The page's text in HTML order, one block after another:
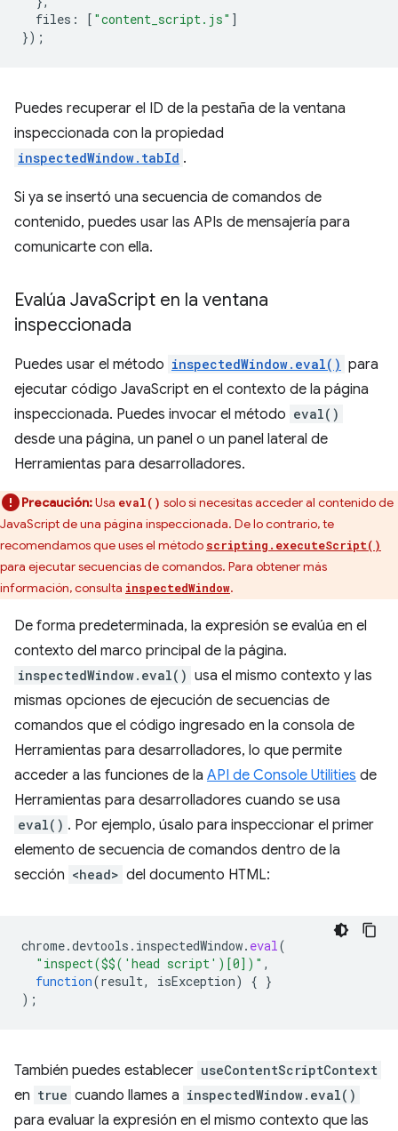
files : [ "content_script.js" ]
});
Puedes recuperar el ID de la pestaña de la ventana
inspeccionada con la propiedad
inspectedWindow.tabId .
Si ya se insertó una secuencia de comandos de
contenido, puedes usar las APIs de mensajería para
comunicarte con ella.
Evalúa JavaScript en la ventana
inspeccionada
Puedes usar el método inspectedWindow.eval() para
ejecutar código JavaScript en el contexto de la página
inspeccionada. Puedes invocar el método eval()
desde una página, un panel o un panel lateral de
Herramientas para desarrolladores.
Precaución:Usa eval() solo si necesitas acceder al contenido de
JavaScript de una página inspeccionada. De lo contrario, te
recomendamos que uses el método scripting.executeScript()
para ejecutar secuencias de comandos. Para obtener más
información, consulta inspectedWindow.
De forma predeterminada, la expresión se evalúa en el
contexto del marco principal de la página.
inspectedWindow.eval() usa el mismo contexto y las
mismas opciones de ejecución de secuencias de
comandos que el código ingresado en la consola de
Herramientas para desarrolladores, lo que permite
acceder a las funciones de la API de Console Utilities de
Herramientas para desarrolladores cuando se usa
eval() . Por ejemplo, úsalo para inspeccionar el primer
elemento de secuencia de comandos dentro de la
sección <head> del documento HTML:
chrome.devtools . inspectedWindow. eval(
"inspect($$('head script')[0])" ,
function(result, isException) { }
);
También puedes establecer useContentScriptContext
en true cuando llames a inspectedWindow.eval()
para evaluar la expresión en el mismo contexto que las